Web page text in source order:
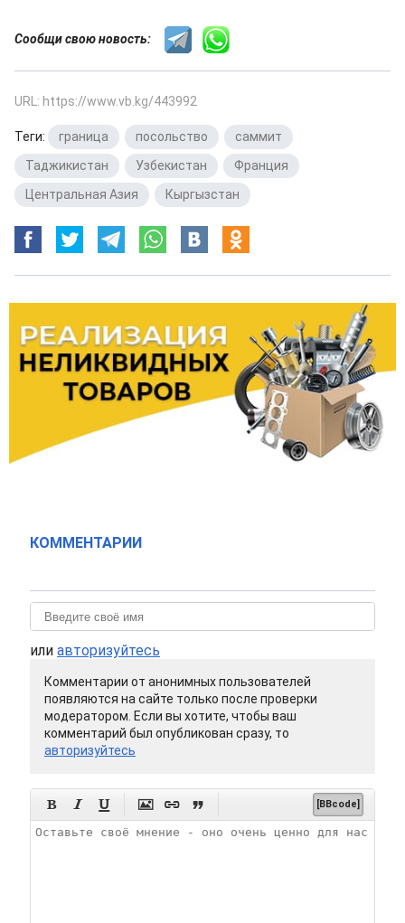
Сообщи свою новость:
URL: https://www.vb.kg/443992
Теги: граница посольство саммит
Таджикистан
Узбекистан Франция
Центральная Азия
Кыргызстан
КОММЕНТАРИИ
или авторизуйтесь
Комментарии от анонимных пользователей
появляются на сайте только после проверки
модератором. Если вы хотите, чтобы ваш
комментарий был опубликован сразу, то
авторизуйтесь
      [BBcode]